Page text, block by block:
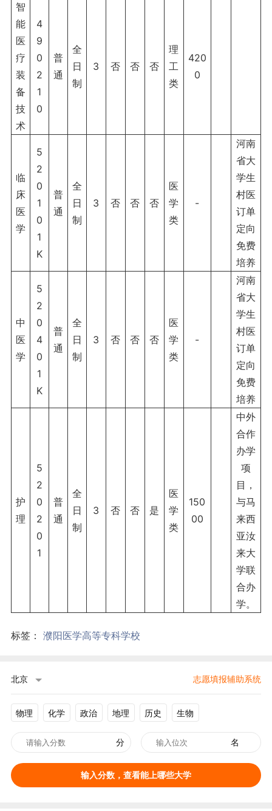
智
能
医
疗
装
备
技
术
4
9
0
2
1
0
普
通
全
日
制
3 否 否 否
理
工
类
420
0
临
床
医
学
5
2
0
1
0
1
K
普
通
全
日
制
3 否 否 否
医
学
类
-
河南
省大
学生
村医
订单
定向
免费
培养
中
医
学
5
2
0
4
0
1
K
普
通
全
日
制
3 否 否 否
医
学
类
-
河南
省大
学生
村医
订单
定向
免费
培养
护
理
5
2
0
2
0
1
普
通
全
日
制
3 否 否 是
医
学
类
150
00
中外
合作
办学
项
目，
与马
来西
亚汝
来大
学联
合办
学。
标签： 濮阳医学高等专科学校
北京 志愿填报辅助系统
物理 化学 政治 地理 历史 生物
分 名
输入分数，查看能上哪些大学